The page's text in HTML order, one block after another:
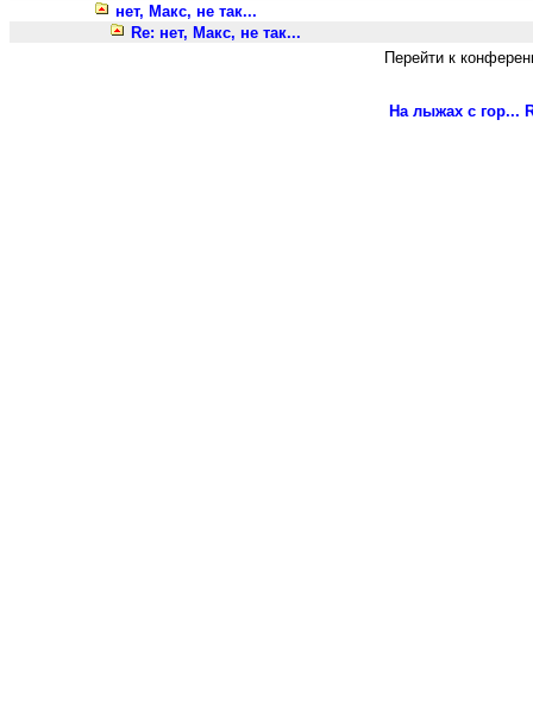
нет, Макс, не так...
Re: нет, Макс, не так...
Перейти к
На лыжах с гор...